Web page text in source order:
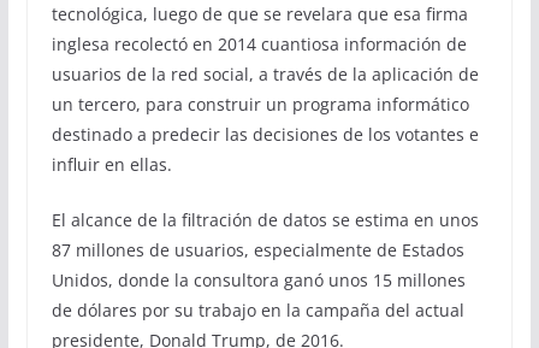
tecnológica, luego de que se revelara que esa firma
inglesa recolectó en 2014 cuantiosa información de
usuarios de la red social, a través de la aplicación de
un tercero, para construir un programa informático
destinado a predecir las decisiones de los votantes e
influir en ellas.
El alcance de la filtración de datos se estima en unos
87 millones de usuarios, especialmente de Estados
Unidos, donde la consultora ganó unos 15 millones
de dólares por su trabajo en la campaña del actual
presidente, Donald Trump, de 2016.